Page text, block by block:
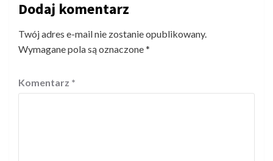
Dodaj komentarz
Twój adres e-mail nie zostanie opublikowany.
Wymagane pola są oznaczone*
Komentarz *